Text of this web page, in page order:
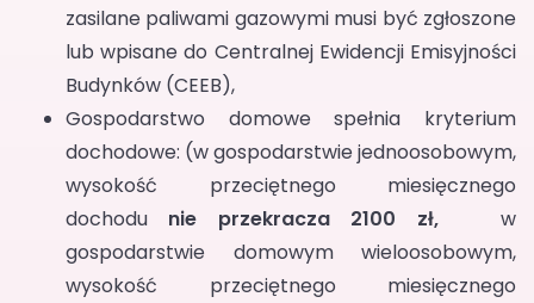
zasilane paliwami gazowymi musi być zgłoszone
lub wpisane do Centralnej Ewidencji Emisyjności
Budynków (CEEB),
Gospodarstwo domowe spełnia kryterium
dochodowe: (w gospodarstwie jednoosobowym,
wysokość przeciętnego miesięcznego
dochodu nie przekracza 2100 zł,w
gospodarstwie domowym wieloosobowym,
wysokość przeciętnego miesięcznego